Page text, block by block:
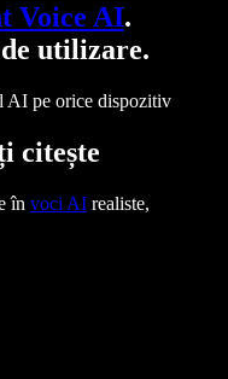
Voice AI.
utilizare.
AI pe orice dispozitiv
citește
în voci AI realiste,